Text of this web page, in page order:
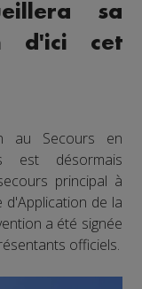
sa
d'ici cet
au Secours en
est désormais
principal à
d'Application de la
a été signée
officiels.